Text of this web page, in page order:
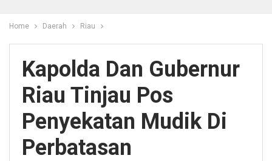
Home Daerah Riau
Kapolda Dan Gubernur
Riau Tinjau Pos
Penyekatan Mudik Di
Perbatasan